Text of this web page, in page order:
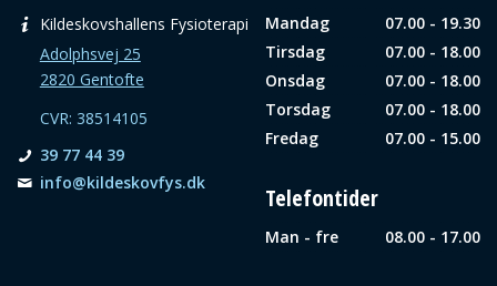
Kildeskovshallens Fysioterapi
Adolphsvej 25
2820 Gentofte
CVR: 38514105
39 77 44 39
info@­kildeskovfys.dk
Mandag
07.00 - 19.30
Tirsdag
07.00 - 18.00
Onsdag
07.00 - 18.00
Torsdag
07.00 - 18.00
Fredag
07.00 - 15.00
Telefontider
Man - fre 08.00 - 17.00